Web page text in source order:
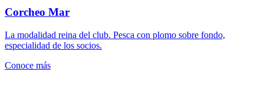
Corcheo Mar
La modalidad reina del club. Pesca con plomo sobre fondo,
especialidad de los socios.
Conoce más